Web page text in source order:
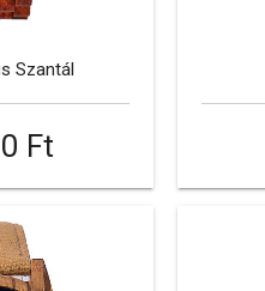
Szantál
Ft